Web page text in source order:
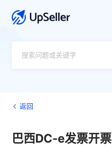
返回
巴西DC-e发票开